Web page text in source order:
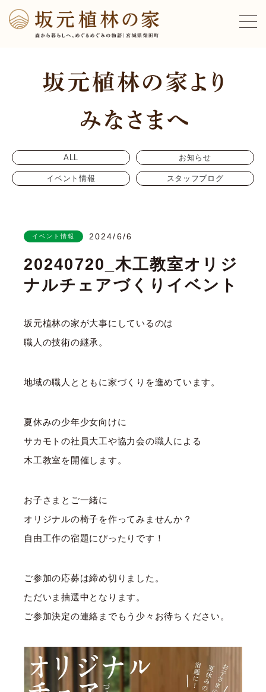
ALL お知らせ
イベント情報 スタッフブログ
イベント情報 2024/6/6
20240720_木工教室オリジ
ナルチェアづくりイベント
坂元植林の家が大事にしているのは
職人の技術の継承。
地域の職人とともに家づくりを進めています。
夏休みの少年少女向けに
サカモトの社員大工や協力会の職人による
木工教室を開催します。
お子さまとご一緒に
オリジナルの椅子を作ってみませんか？
自由工作の宿題にぴったりです！
ご参加の応募は締め切りました。
ただいま抽選中となります。
ご参加決定の連絡までもう少々お待ちください。